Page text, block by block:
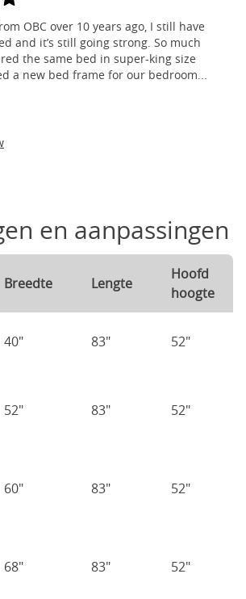
OBC over 10 years ago, I still have
and it’s still going strong. So much
the same bed in super-king size
a new bed frame for our bedroom...
en aanpassingen
Breedte Lengte
Hoofd
hoogte
40" 83" 52"
52" 83" 52"
60" 83" 52"
68" 83" 52"